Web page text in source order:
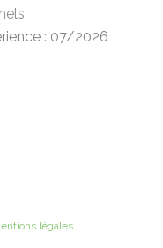
: 07/2026
légales